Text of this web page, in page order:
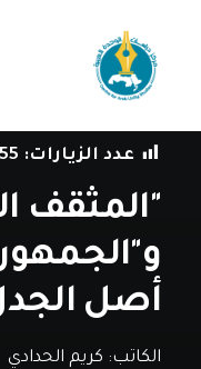
فيمقالات
عدد الزيارات:
"المثقف
أصل
الكاتب: كريم الحدادي